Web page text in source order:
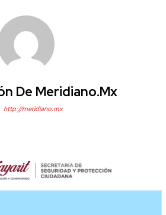
De Meridiano.mx
http://meridiano.mx